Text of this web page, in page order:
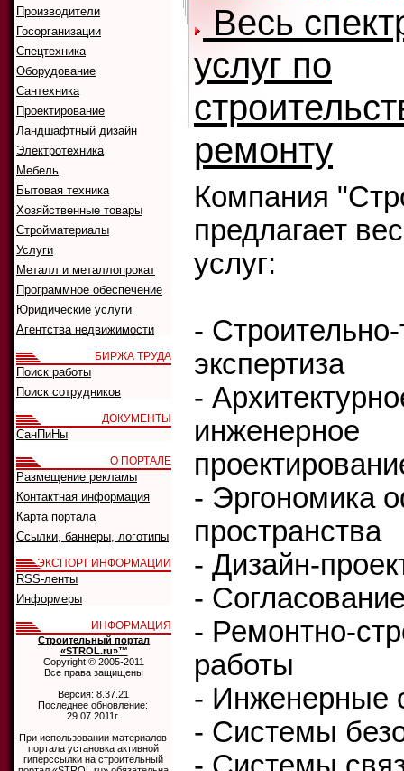
Весь
услуг по
ремонту
Компания
предлагает
услуг:
-
экспертиза
-
инженерное
- Эргономика
пространства
- Дизайн-
-
- Ремонтно-
работы
- Инженерные
- Системы
Производители
Госорганизации
Спецтехника
Оборудование
Сантехника
Проектирование
Ландшафтный дизайн
Электротехника
Мебель
Бытовая техника
Хозяйственные товары
Стройматериалы
Услуги
Металл и металлопрокат
Программное обеспечение
Юридические услуги
Агентства недвижимости
БИРЖА ТРУДА
Поиск работы
Поиск сотрудников
ДОКУМЕНТЫ
СанПиНы
О ПОРТАЛЕ
Размещение рекламы
Контактная информация
Карта портала
Ссылки, баннеры, логотипы
ЭКСПОРТ ИНФОРМАЦИИ
RSS-ленты
Информеры
ИНФОРМАЦИЯ
Строительный портал
«STROL.ru»™
Copyright © 2005-2011
Все права защищены
Версия: 8.37.21
Последнее обновление:
29.07.2011г.
При использовании материалов
портала установка активной
гиперссылки на строительный